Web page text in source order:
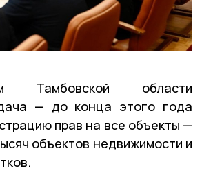
Тамбовской области
— до конца этого года
прав на все объекты —
объектов недвижимости и